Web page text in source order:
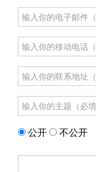
公开 不公开